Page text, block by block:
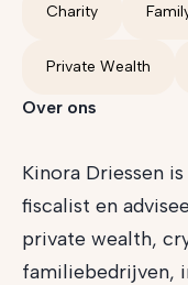
Charity
Private Wealth
Over ons
Kinora Driessen
fiscalist en
private wealth,
familiebedrijven,